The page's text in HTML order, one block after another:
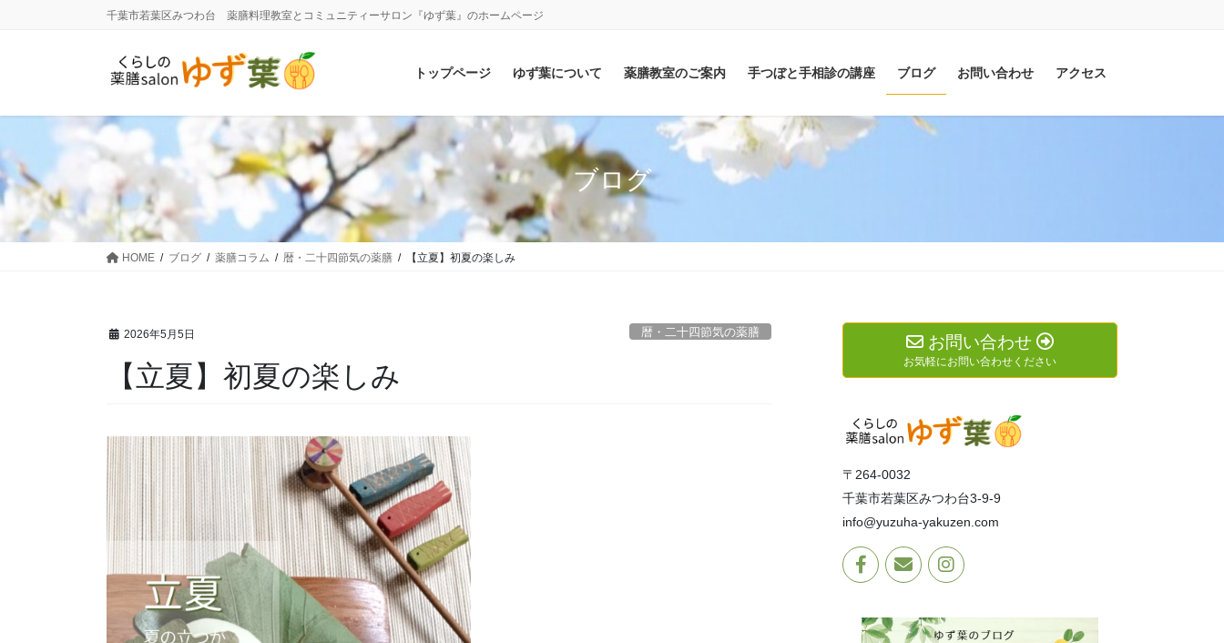
に
動
ョ
に
移
動
千葉市若葉区みつわ台 薬膳料理教室とコミュニティーサロン『ゆず葉』のホームページ
トップページ ゆず葉について 薬膳教室のご案内 手つぼと手相診の講座 ブログ お問い合わせ アクセス
ブログ
HOME ブログ 薬膳コラム 暦・二十四節気の薬膳 【立夏】初夏の楽しみ
2026年5月5日 暦・二十四節気の薬膳
【立夏】初夏の楽しみ
お問い合わせ
お気軽にお問い合わせください
〒264-0032
千葉市若葉区みつわ台3-9-9
info@yuzuha-yakuzen.com